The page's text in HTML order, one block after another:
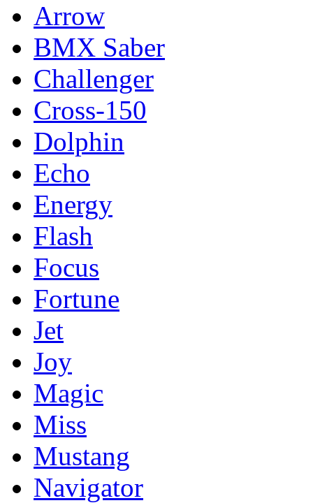
Arrow
BMX Saber
Challenger
Cross-150
Dolphin
Echo
Energy
Flash
Focus
Fortune
Jet
Joy
Magic
Miss
Mustang
Navigator